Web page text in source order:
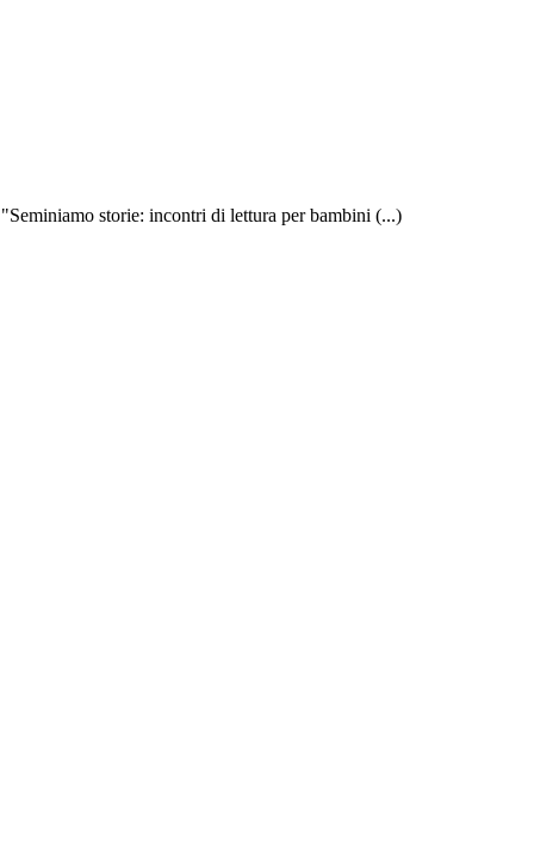
storie: incontri di lettura per bambini (...)